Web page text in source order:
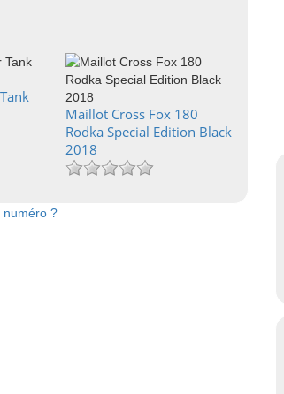
Maillot Cross Fox 180
Rodka Special Edition Black
2018
numéro ?